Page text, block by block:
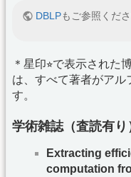
DBLPもご参照くだ
＊星印⭐︎で表示された
は、すべて著者がアル
す。
学術雑誌（査読有り
Extracting
computation